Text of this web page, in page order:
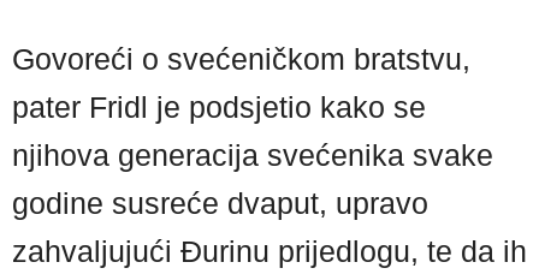
Govoreći o svećeničkom bratstvu,
pater Fridl je podsjetio kako se
njihova generacija svećenika svake
godine susreće dvaput, upravo
zahvaljujući Đurinu prijedlogu, te da ih